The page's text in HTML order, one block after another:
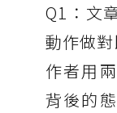
Q1：文
動作做對
作者用
背後的